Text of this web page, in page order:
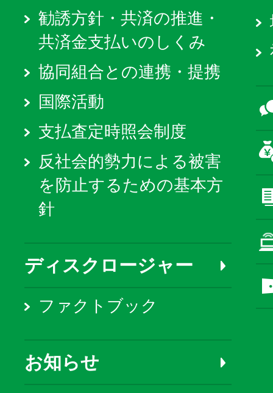
勧誘方針・共済の推進・
共済金支払いのしくみ
協同組合との連携・提携
国際活動
支払査定時照会制度
反社会的勢力による被害
を防止するための基本方
針
ディスクロージャー
ファクトブック
お知らせ